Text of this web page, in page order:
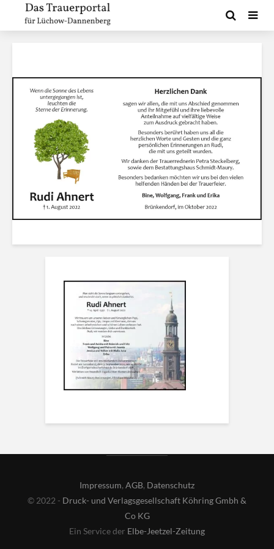
Impressum, AGB, Datenschutz
© 2022 - Druck- und Verlagsgesellschaft Köhring Gmbh &
Co KG
Ein Service der Elbe-Jeetzel-Zeitung